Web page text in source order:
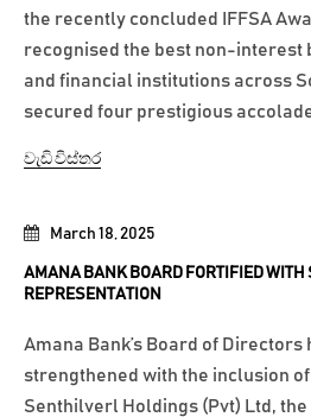
March 18, 2025
AMANA BANK BOARD FORTIFIED
REPRESENTATION
Amana Bank’s Board of
strengthened with the inclusion
Senthilverl Holdings (Pvt) Ltd,
the recently concluded IFFSA
recognised the best non-interest
and financial institutions across
secured four prestigious
වැඩි විස්තර